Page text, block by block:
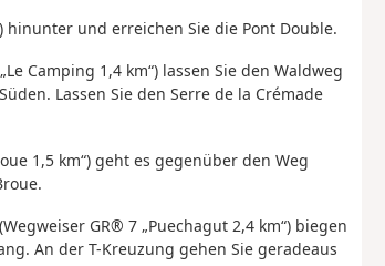
hinunter und erreichen Sie die Pont Double.
Camping 1,4 km“) lassen Sie den Waldweg
Lassen Sie den Serre de la Crémade
1,5 km“) geht es gegenüber den Weg
GR® 7 „Puechagut 2,4 km“) biegen
An der T-Kreuzung gehen Sie geradeaus